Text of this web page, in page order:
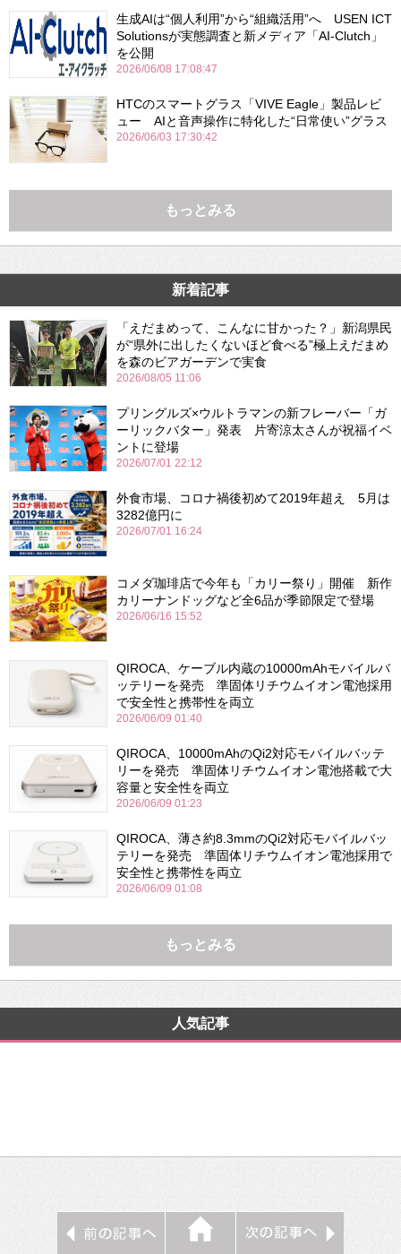
生成AIは“個人利用”から“組織活用”へ USEN ICT
Solutionsが実態調査と新メディア「AI-Clutch」
を公開
2026/06/08 17:08:47
HTCのスマートグラス「VIVE Eagle」製品レビ
ュー AIと音声操作に特化した“日常使い”グラス
2026/06/03 17:30:42
もっとみる
新着記事
「えだまめって、こんなに甘かった？」新潟県民
が“県外に出したくないほど食べる”極上えだまめ
を森のビアガーデンで実食
2026/08/05 11:06
プリングルズ×ウルトラマンの新フレーバー「ガ
ーリックバター」発表 片寄涼太さんが祝福イベ
ントに登場
2026/07/01 22:12
外食市場、コロナ禍後初めて2019年超え 5月は
3282億円に
2026/07/01 16:24
コメダ珈琲店で今年も「カリー祭り」開催 新作
カリーナンドッグなど全6品が季節限定で登場
2026/06/16 15:52
QIROCA、ケーブル内蔵の10000mAhモバイルバ
ッテリーを発売 準固体リチウムイオン電池採用
で安全性と携帯性を両立
2026/06/09 01:40
QIROCA、10000mAhのQi2対応モバイルバッテ
リーを発売 準固体リチウムイオン電池搭載で大
容量と安全性を両立
2026/06/09 01:23
QIROCA、薄さ約8.3mmのQi2対応モバイルバッ
テリーを発売 準固体リチウムイオン電池採用で
安全性と携帯性を両立
2026/06/09 01:08
もっとみる
人気記事